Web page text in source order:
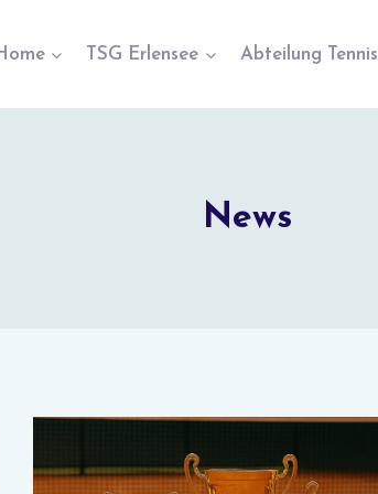
TSG Erlensee Abteilung Tennis
News